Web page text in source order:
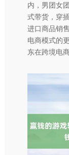
内，男团女
式带货，穿
进口商品销
电商模式的
东在跨境电